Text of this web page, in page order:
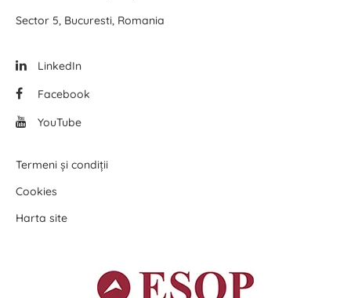
Sector 5, Bucuresti, Romania
LinkedIn
Facebook
YouTube
Termeni și condiții
Cookies
Harta site